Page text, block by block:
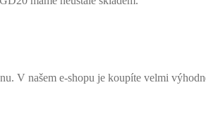
V našem e-shopu je koupíte velmi